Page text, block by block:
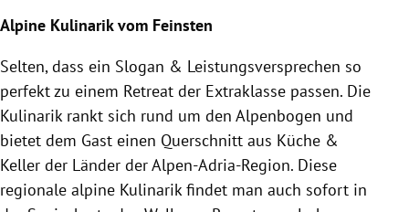
Alpine Kulinarik vom Feinsten
Selten, dass ein Slogan & Leistungsversprechen so
perfekt zu einem Retreat der Extraklasse passen. Die
Kulinarik rankt sich rund um den Alpenbogen und
bietet dem Gast einen Querschnitt aus Küche &
Keller der Länder der Alpen-Adria-Region. Diese
regionale alpine Kulinarik findet man auch sofort in